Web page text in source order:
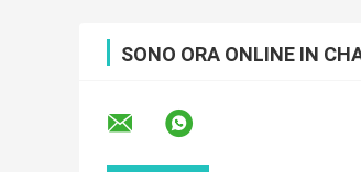
SONO ORA ONLINE IN